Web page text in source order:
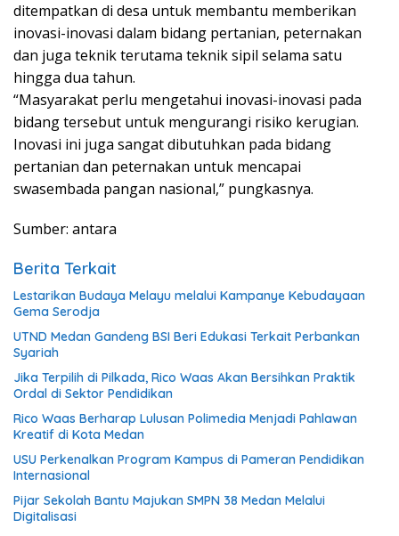
ditempatkan di desa untuk membantu memberikan
inovasi-inovasi dalam bidang pertanian, peternakan
dan juga teknik terutama teknik sipil selama satu
hingga dua tahun.
“Masyarakat perlu mengetahui inovasi-inovasi pada
bidang tersebut untuk mengurangi risiko kerugian.
Inovasi ini juga sangat dibutuhkan pada bidang
pertanian dan peternakan untuk mencapai
swasembada pangan nasional,” pungkasnya.
Sumber: antara
Berita Terkait
Lestarikan Budaya Melayu melalui Kampanye Kebudayaan
Gema Serodja
UTND Medan Gandeng BSI Beri Edukasi Terkait Perbankan
Syariah
Jika Terpilih di Pilkada, Rico Waas Akan Bersihkan Praktik
Ordal di Sektor Pendidikan
Rico Waas Berharap Lulusan Polimedia Menjadi Pahlawan
Kreatif di Kota Medan
USU Perkenalkan Program Kampus di Pameran Pendidikan
Internasional
Pijar Sekolah Bantu Majukan SMPN 38 Medan Melalui
Digitalisasi